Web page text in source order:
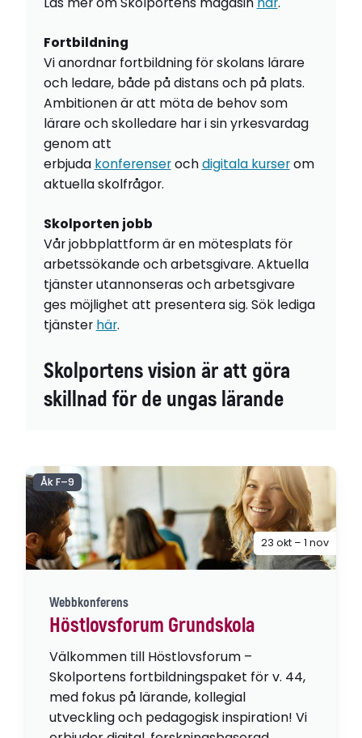
Fortbildning
Vi anordnar fortbildning för skolans lärare
och ledare, både på distans och på plats.
Ambitionen är att möta de behov som
lärare och skolledare har i sin yrkesvardag
genom att
erbjuda konferenserochdigitala kurserom
aktuella skolfrågor.
Skolporten jobb
Vår jobbplattform är en mötesplats för
arbetssökande och arbetsgivare. Aktuella
tjänster utannonseras och arbetsgivare
ges möjlighet att presentera sig. Sök lediga
tjänster här.
Skolportens vision är att göra
skillnad för de ungas lärande
Webbkonferens
Höstlovsforum Grundskola
Välkommen till Höstlovsforum –
Skolportens fortbildningspaket för v. 44,
med fokus på lärande, kollegial
utveckling och pedagogisk inspiration! Vi
Åk F–9
23 okt – 1 nov